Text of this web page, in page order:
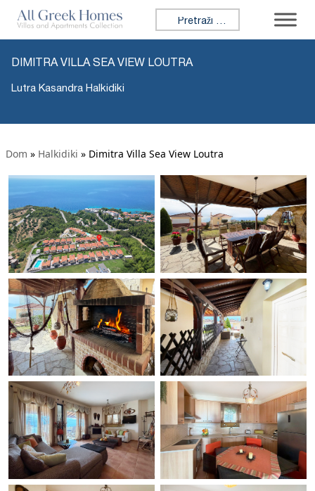
Tražiti:
DIMITRA VILLA SEA VIEW LOUTRA
Lutra Kasandra Halkidiki
Dom » Halkidiki » Dimitra Villa Sea View Loutra